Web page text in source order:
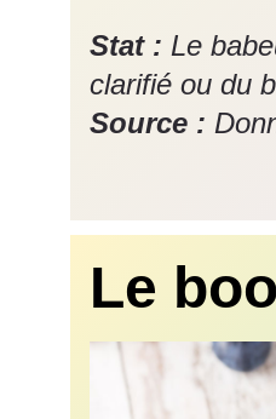
Stat : Le
clarifié ou du
Source :
Le